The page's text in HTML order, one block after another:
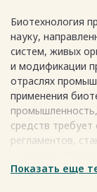
Биотехнология
науку,
систем, живых
и модификации
отраслях
применения
средств требует
регламентов,
Среди
Показать еще